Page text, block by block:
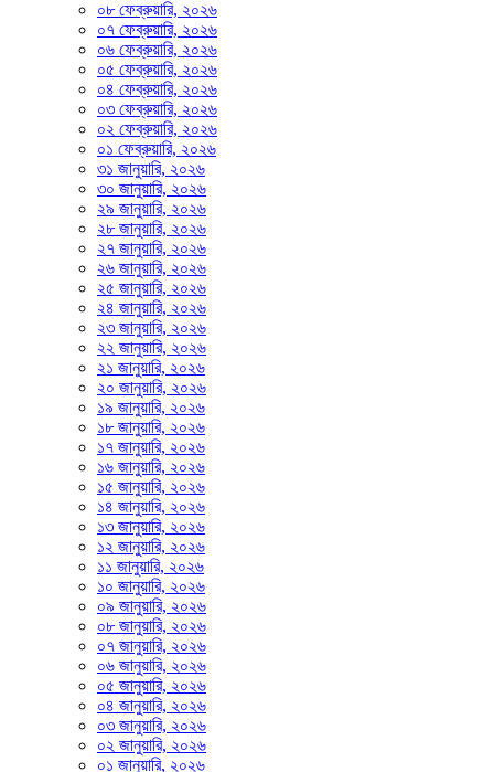
০৮ ফেব্রুয়ারি, ২০২৬
০৭ ফেব্রুয়ারি, ২০২৬
০৬ ফেব্রুয়ারি, ২০২৬
০৫ ফেব্রুয়ারি, ২০২৬
০৪ ফেব্রুয়ারি, ২০২৬
০৩ ফেব্রুয়ারি, ২০২৬
০২ ফেব্রুয়ারি, ২০২৬
০১ ফেব্রুয়ারি, ২০২৬
৩১ জানুয়ারি, ২০২৬
৩০ জানুয়ারি, ২০২৬
২৯ জানুয়ারি, ২০২৬
২৮ জানুয়ারি, ২০২৬
২৭ জানুয়ারি, ২০২৬
২৬ জানুয়ারি, ২০২৬
২৫ জানুয়ারি, ২০২৬
২৪ জানুয়ারি, ২০২৬
২৩ জানুয়ারি, ২০২৬
২২ জানুয়ারি, ২০২৬
২১ জানুয়ারি, ২০২৬
২০ জানুয়ারি, ২০২৬
১৯ জানুয়ারি, ২০২৬
১৮ জানুয়ারি, ২০২৬
১৭ জানুয়ারি, ২০২৬
১৬ জানুয়ারি, ২০২৬
১৫ জানুয়ারি, ২০২৬
১৪ জানুয়ারি, ২০২৬
১৩ জানুয়ারি, ২০২৬
১২ জানুয়ারি, ২০২৬
১১ জানুয়ারি, ২০২৬
১০ জানুয়ারি, ২০২৬
০৯ জানুয়ারি, ২০২৬
০৮ জানুয়ারি, ২০২৬
০৭ জানুয়ারি, ২০২৬
০৬ জানুয়ারি, ২০২৬
০৫ জানুয়ারি, ২০২৬
০৪ জানুয়ারি, ২০২৬
০৩ জানুয়ারি, ২০২৬
০২ জানুয়ারি, ২০২৬
০১ জানুয়ারি, ২০২৬